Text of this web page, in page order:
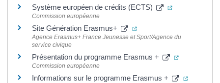
Système européen de crédits (ECTS) (ouverture
Commission européenne
Site Génération Erasmus+ (ouverture dans un
Agence Erasmus+ France Jeunesse et Sport/Agence du
service civique
Présentation du programme Erasmus + (ouverture
Commission européenne
Informations sur le programme Erasmus +